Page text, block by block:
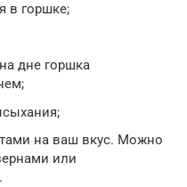
в горшке;
дне горшка
на ваш вкус. Можно
или